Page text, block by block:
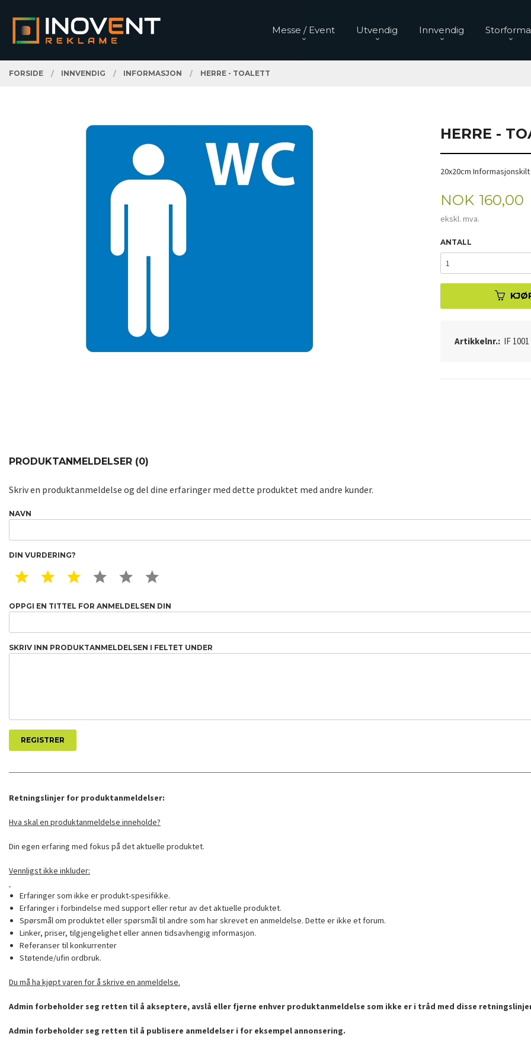
innholdet
PRODUKTER
Messe / Event Utvendig Innvendig
FORSIDE INNVENDIG INFORMASJON HERRE - TOALETT
HERRE -
20x20cm
Pris
NOK 160,00
ekskl. mva.
ANTALL
Artikkelnr.: IF 1001
PRODUKTANMELDELSER (0)
Skriv en produktanmeldelse og del dine erfaringer med dette produktet med andre kunder.
NAVN
DIN VURDERING?
1 STAR2 STAR3 STAR4 STAR5 STAR
OPPGI EN TITTEL FOR ANMELDELSEN DIN
SKRIV INN PRODUKTANMELDELSEN I FELTET UNDER
Retningslinjer for produktanmeldelser:
Hva skal en produktanmeldelse inneholde?
Din egen erfaring med fokus på det aktuelle produktet.
Vennligst ikke inkluder:
Erfaringer som ikke er produkt-spesifikke.
Erfaringer i forbindelse med support eller retur av det aktuelle produktet.
Spørsmål om produktet eller spørsmål til andre som har skrevet en anmeldelse. Dette er ikke et forum.
Linker, priser, tilgjengelighet eller annen tidsavhengig informasjon.
Referanser til konkurrenter
Støtende/ufin ordbruk.
Du må ha kjøpt varen for å skrive en anmeldelse.
Admin forbeholder seg retten til å akseptere, avslå eller fjerne enhver produktanmeldelse som ikke er i tråd med disse
Admin forbeholder seg retten til å publisere anmeldelser i for eksempel annonsering.